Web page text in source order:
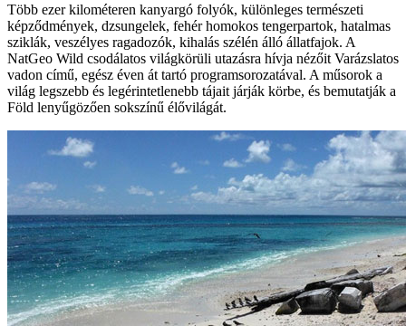
Több ezer kilométeren kanyargó folyók, különleges természeti
képződmények, dzsungelek, fehér homokos tengerpartok, hatalmas
sziklák, veszélyes ragadozók, kihalás szélén álló állatfajok. A
NatGeo Wild csodálatos világkörüli utazásra hívja nézőit Varázslatos
vadon című, egész éven át tartó programsorozatával. A műsorok a
világ legszebb és legérintetlenebb tájait járják körbe, és bemutatják a
Föld lenyűgözően sokszínű élővilágát.